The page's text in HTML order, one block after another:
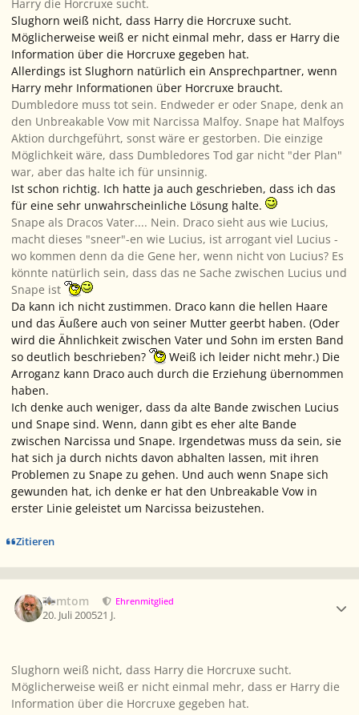
Harry die Horcruxe sucht.
Slughorn weiß nicht, dass Harry die Horcruxe sucht.
Möglicherweise weiß er nicht einmal mehr, dass er Harry die
Information über die Horcruxe gegeben hat.
Allerdings ist Slughorn natürlich ein Ansprechpartner, wenn
Harry mehr Informationen über Horcruxe braucht.
Dumbledore muss tot sein. Endweder er oder Snape, denk an
den Unbreakable Vow mit Narcissa Malfoy. Snape hat Malfoys
Aktion durchgeführt, sonst wäre er gestorben. Die einzige
Möglichkeit wäre, dass Dumbledores Tod gar nicht "der Plan"
war, aber das halte ich für unsinnig.
Ist schon richtig. Ich hatte ja auch geschrieben, dass ich das
für eine sehr unwahrscheinliche Lösung halte.
Snape als Dracos Vater.... Nein. Draco sieht aus wie Lucius,
macht dieses "sneer"-en wie Lucius, ist arrogant viel Lucius -
wo kommen denn da die Gene her, wenn nicht von Lucius? Es
könnte natürlich sein, dass das ne Sache zwischen Lucius und
Snape ist
Da kann ich nicht zustimmen. Draco kann die hellen Haare
und das Äußere auch von seiner Mutter geerbt haben. (Oder
wird die Ähnlichkeit zwischen Vater und Sohn im ersten Band
so deutlich beschrieben?
Weiß ich leider nicht mehr.) Die
Arroganz kann Draco auch durch die Erziehung übernommen
haben.
Ich denke auch weniger, dass da alte Bande zwischen Lucius
und Snape sind. Wenn, dann gibt es eher alte Bande
zwischen Narcissa und Snape. Irgendetwas muss da sein, sie
hat sich ja durch nichts davon abhalten lassen, mit ihren
Problemen zu Snape zu gehen. Und auch wenn Snape sich
gewunden hat, ich denke er hat den Unbreakable Vow in
erster Linie geleistet um Narcissa beizustehen.
Zitieren
Tomtom Ehrenmitglied
20. Juli 200521 J.
Slughorn weiß nicht, dass Harry die Horcruxe sucht.
Möglicherweise weiß er nicht einmal mehr, dass er Harry die
Information über die Horcruxe gegeben hat.